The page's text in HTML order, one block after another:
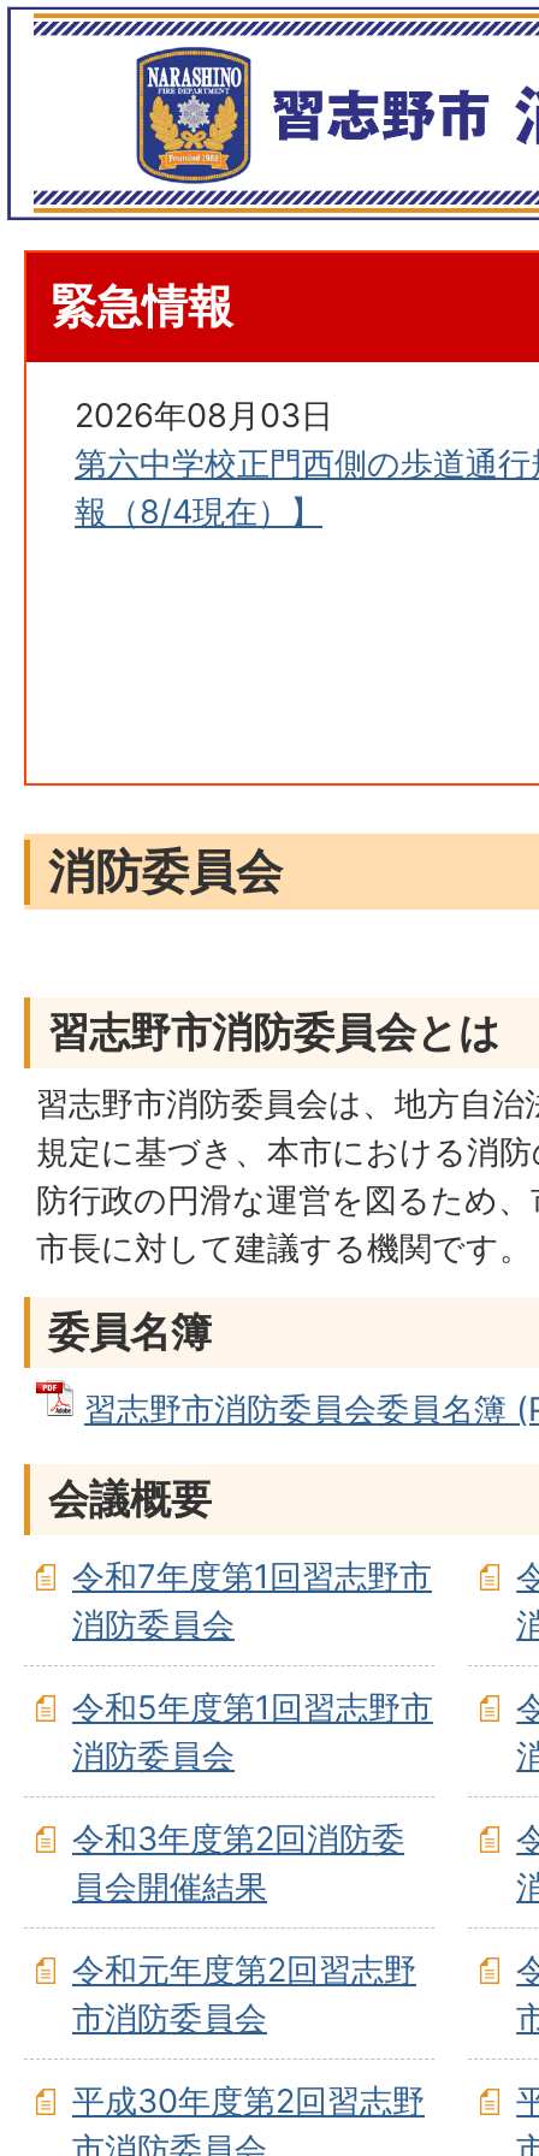
緊急情報
2026年08月03日
第六中学校正門西側の歩道通
報（8/4現在）】
消防委員会
習志野市消防委員会とは
習志野市消防委員会は、地方自
規定に基づき、本市における消
防行政の円滑な運営を図るため
市長に対して建議する機関です。
委員名簿
習志野市消防委員会委員名簿
会議概要
令和7年度第1回習志野市
消防委員会
令和5年度第1回習志野市
消防委員会
令和3年度第2回消防委
員会開催結果
令和元年度第2回習志野
市消防委員会
平成30年度第2回習志野